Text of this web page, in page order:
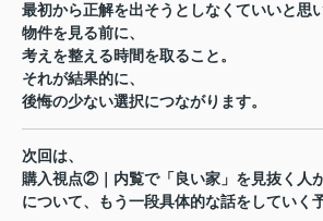
最初から正解を出そうとしなくていいと思
物件を見る前に、
考えを整える時間を取ること。
それが結果的に、
後悔の少ない選択につながります。
次回は、
購入視点②｜内覧で「良い家」を見抜く人
について、もう一段具体的な話をしていく